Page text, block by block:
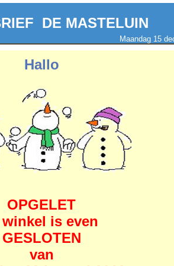
DE MASTELUIN
Maandag 15
Hallo
OPGELET
winkel is even
GESLOTEN
van